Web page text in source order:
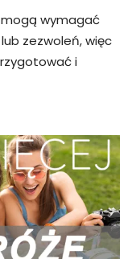
wymagać
zezwoleń, więc
i